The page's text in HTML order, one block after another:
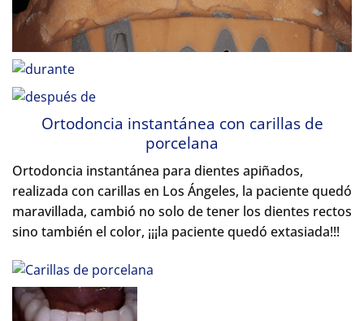
Ortodoncia instantánea con carillas de
porcelana
Ortodoncia instantánea para dientes apiñados,
realizada con carillas en Los Ángeles, la paciente quedó
maravillada, cambió no solo de tener los dientes rectos
sino también el color, ¡¡¡la paciente quedó extasiada!!!